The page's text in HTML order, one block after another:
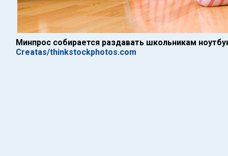
Минпрос собирается раздавать школьникам
Creatas/thinkstockphotos.com